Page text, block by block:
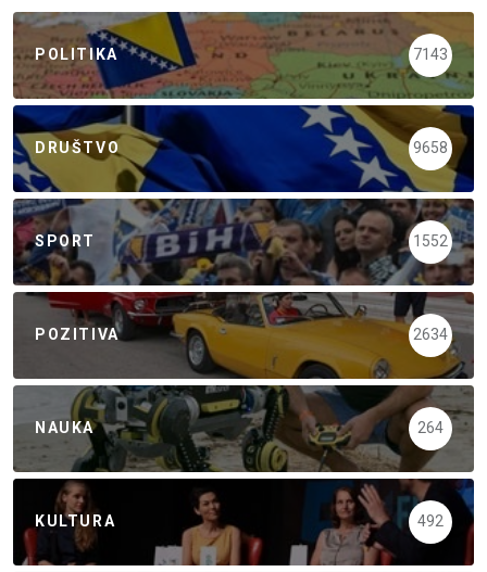
POLITIKA 7143
DRUŠTVO 9658
SPORT 1552
POZITIVA 2634
NAUKA 264
KULTURA 492